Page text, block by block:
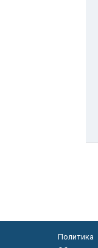
Политика